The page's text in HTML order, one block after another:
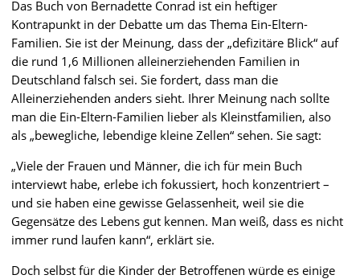
Das Buch von Bernadette Conrad ist ein heftiger
Kontrapunkt in der Debatte um das Thema Ein-Eltern-
Familien. Sie ist der Meinung, dass der „defizitäre Blick“ auf
die rund 1,6 Millionen alleinerziehenden Familien in
Deutschland falsch sei. Sie fordert, dass man die
Alleinerziehenden anders sieht. Ihrer Meinung nach sollte
man die Ein-Eltern-Familien lieber als Kleinstfamilien, also
als „bewegliche, lebendige kleine Zellen“ sehen. Sie sagt:
„Viele der Frauen und Männer, die ich für mein Buch
interviewt habe, erlebe ich fokussiert, hoch konzentriert –
und sie haben eine gewisse Gelassenheit, weil sie die
Gegensätze des Lebens gut kennen. Man weiß, dass es nicht
immer rund laufen kann“, erklärt sie.
Doch selbst für die Kinder der Betroffenen würde es einige